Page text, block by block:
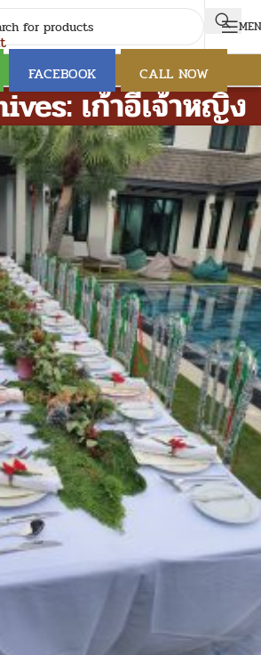
FACEBOOK CALL NOW
เก้าอี้เจ้าหญิง